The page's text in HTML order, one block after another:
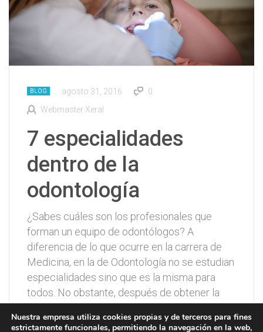
BLOG agosto 31, 2016
0
Webmaster Xeral
7 especialidades
dentro de la
odontología
¿Sabes cuáles son los profesionales que
forman un equipo de odontólogos? A
diferencia de lo que ocurre en la carrera de
Medicina, en la de Odontología no se estudian
especialidades sino que es la misma para
todos. No obstante, después de obtener la
licenciatura los odontólogos pueden
especializarse con un máster u otro tipo de…
Nuestra empresa utiliza cookies propias y de terceros para fines
estrictamente funcionales, permitiendo la navegación en la web,